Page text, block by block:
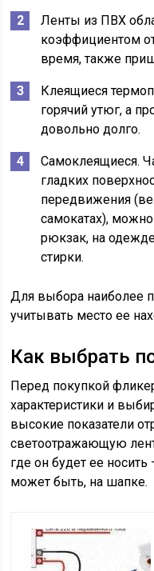
Ленты из ПВХ
коэффициентом
время, также
Клеящиеся
горячий утюг, а
довольно долго.
Самоклеящиеся.
гладких
передвижения
самокатах),
рюкзак, на
стирки.
Для выбора наиболее
учитывать место ее
Как выбрать
Перед покупкой
характеристики и
высокие показатели
светоотражающую
где он будет ее
может быть, на шапке.